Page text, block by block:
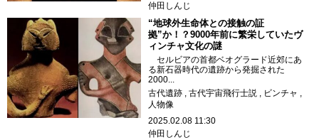
仲田しんじ
“地球外生命体との接触の証
拠”か！？9000年前に繁栄していたヴ
ィンチャ文化の謎
セルビアの首都ベオグラード近郊にあ
る新石器時代の遺跡から発掘された
2000...
古代遺跡
古代宇宙飛行士説
ビンチャ
人物像
2025.02.08 11:30
仲田しんじ